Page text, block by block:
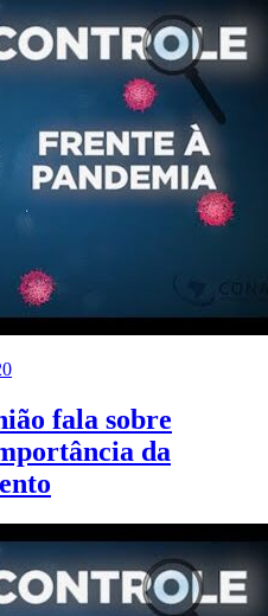
fala sobre
da